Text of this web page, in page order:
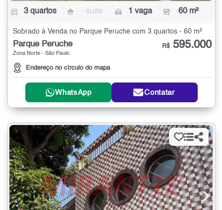
3 quartos - suíte 1 vaga 60 m²
Sobrado à Venda no Parque Peruche com 3 quartos - 60 m²
Parque Peruche
Zona Norte - São Paulo
Endereço no círculo do mapa
R$ 595.000
WhatsApp Contatar